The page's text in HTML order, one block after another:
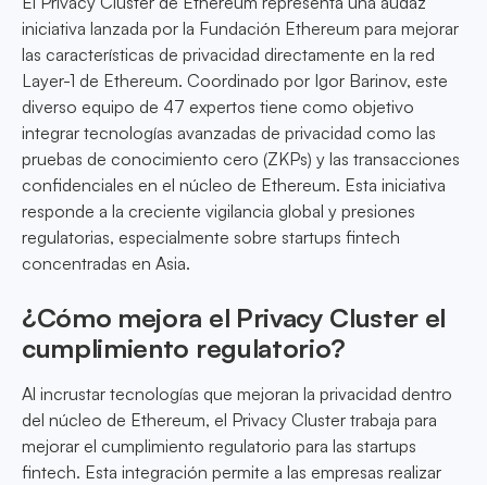
iniciativa lanzada por la Fundación Ethereum para mejorar
las características de privacidad directamente en la red
Layer-1 de Ethereum. Coordinado por Igor Barinov, este
diverso equipo de 47 expertos tiene como objetivo
integrar tecnologías avanzadas de privacidad como las
pruebas de conocimiento cero (ZKPs) y las transacciones
confidenciales en el núcleo de Ethereum. Esta iniciativa
responde a la creciente vigilancia global y presiones
regulatorias, especialmente sobre startups fintech
concentradas en Asia.
¿Cómo mejora el Privacy Cluster el
cumplimiento regulatorio?
Al incrustar tecnologías que mejoran la privacidad dentro
del núcleo de Ethereum, el Privacy Cluster trabaja para
mejorar el cumplimiento regulatorio para las startups
fintech. Esta integración permite a las empresas realizar